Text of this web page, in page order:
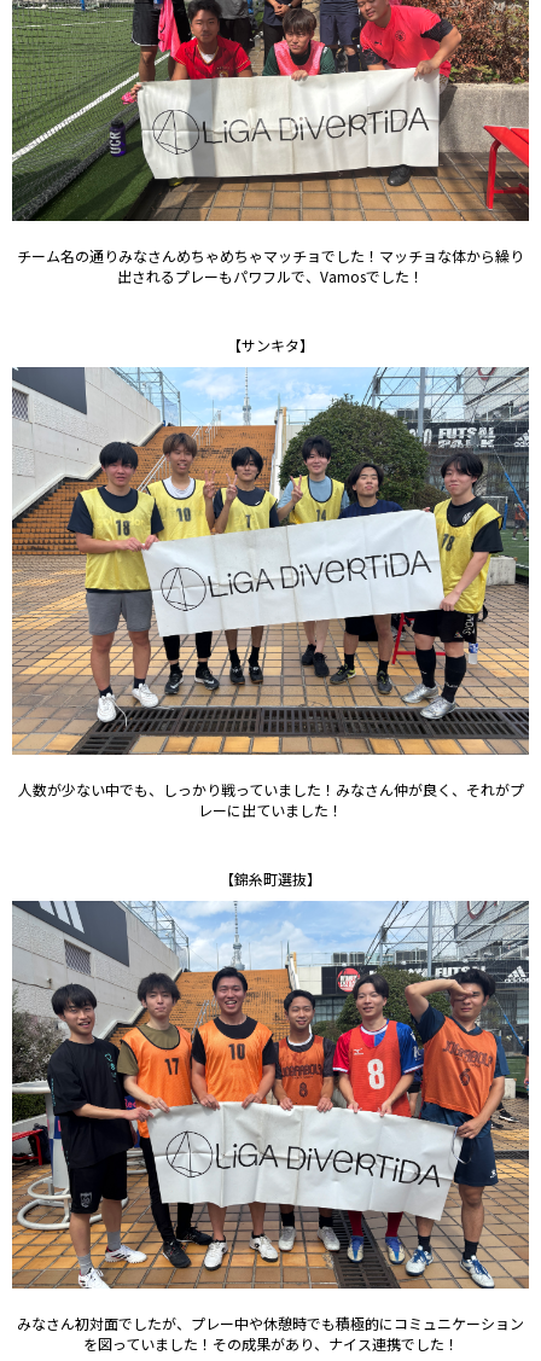
チーム名の通りみなさんめちゃめちゃマッチョでした！マッチョな体から繰り
出されるプレーもパワフルで、Vamosでした！
【サンキタ】
人数が少ない中でも、しっかり戦っていました！みなさん仲が良く、それがプ
レーに出ていました！
【錦糸町選抜】
みなさん初対面でしたが、プレー中や休憩時でも積極的にコミュニケーション
を図っていました！その成果があり、ナイス連携でした！